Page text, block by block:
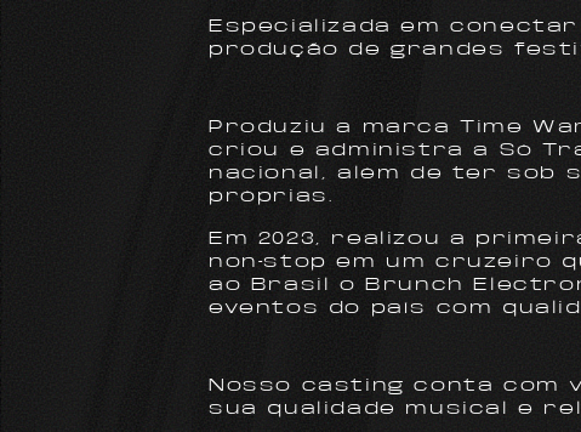
Especializada em
produção de grandes
Produziu a marca Time
criou e administra a Só
nacional, além de ter sob
próprias.
Em 2023, realizou a
non-stop em um cruzeiro
ao Brasil o Brunch
eventos do país com
Nosso casting conta com
sua qualidade musical e